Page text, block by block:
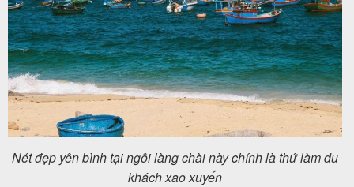
Nét đẹp yên bình tại ngôi làng chài này chính là thứ làm du
khách xao xuyến